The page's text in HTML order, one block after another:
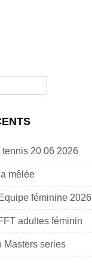
tennis 20 06 2026
mêlée
féminine 2026
adultes féminin
Masters series